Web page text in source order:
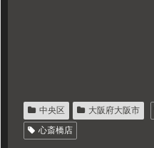
中央区 大阪府大阪市
心斎橋店